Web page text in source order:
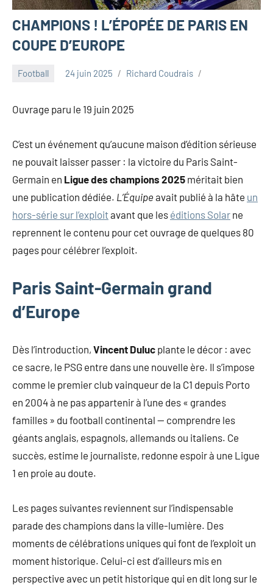
CHAMPIONS ! L’ÉPOPÉE DE PARIS EN
COUPE D’EUROPE
Football 24 juin 2025 Richard Coudrais
Ouvrage paru le 19 juin 2025
C’est un événement qu’aucune maison d’édition sérieuse
ne pouvait laisser passer : la victoire du Paris Saint-
Germain en Ligue des champions 2025 méritait bien
une publication dédiée. L’Équipe avait publié à la hâte un
hors-série sur l’exploitavant que les éditions Solar ne
reprennent le contenu pour cet ouvrage de quelques 80
pages pour célébrer l’exploit.
Paris Saint-Germain grand
d’Europe
Dès l’introduction, Vincent Duluc plante le décor : avec
ce sacre, le PSG entre dans une nouvelle ère. Il s’impose
comme le premier club vainqueur de la C1 depuis Porto
en 2004 à ne pas appartenir à l’une des « grandes
familles » du football continental — comprendre les
géants anglais, espagnols, allemands ou italiens. Ce
succès, estime le journaliste, redonne espoir à une Ligue
1 en proie au doute.
Les pages suivantes reviennent sur l’indispensable
parade des champions dans la ville-lumière. Des
moments de célébrations uniques qui font de l’exploit un
moment historique. Celui-ci est d’ailleurs mis en
perspective avec un petit historique qui en dit long sur le